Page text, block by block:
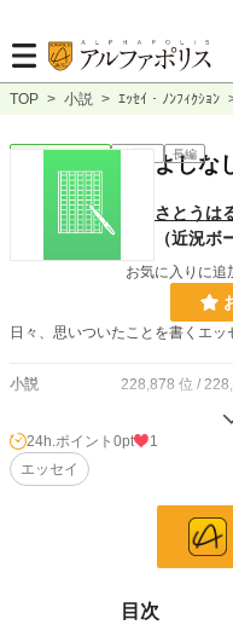
TOP > 小説 > ｴｯｾｲ・ﾉﾝﾌｨｸｼｮﾝ
ｴｯｾｲ・ﾉﾝﾌｨｸｼｮﾝ 連載中 長編
よしな
さとうは
（近況ボ
お気に入りに追
日々、思いついたことを書くエッ
小説 228,878 位 /
8,866 位 / 8,866
お気に入り
24h.ポイント 0pt
1
エッセイ
目次